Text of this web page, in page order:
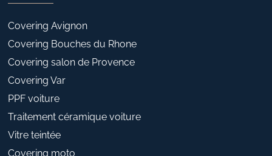
Covering Avignon
Covering Bouches du Rhone
Covering salon de Provence
Covering Var
PPF voiture
Traitement céramique voiture
Vitre teintée
Covering moto